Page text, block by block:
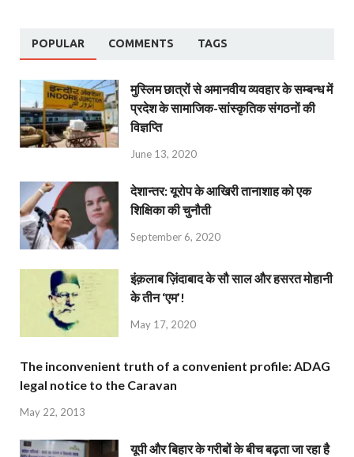
POPULAR COMMENTS TAGS
मुस्लिम छात्रों से अमानवीय व्यवहार के सम्बन्ध में
प्रदेश के सामाजिक-सांस्कृतिक संगठनों की
विज्ञप्ति
June 13, 2020
देशान्‍तर: यूरोप के आखिरी तानाशाह को एक
शिक्षिका की चुनौती
September 6, 2020
इंक़लाब ज़िंदाबाद के सौ साल और हसरत मोहानी
के तीन ‘एम’!
May 17, 2020
The inconvenient truth of a convenient profile: ADAG
legal notice to the Caravan
May 22, 2013
यूपी और बिहार के गरीबों के बीच बढ़ता जा रहा है